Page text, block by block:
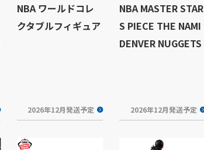
NBA ワールドコレ
クタブルフィギュア
2026年12月発送予定
NBA MASTER STAR
S PIECE THE NAMI
DENVER NUGGETS
2026年12月発送予定